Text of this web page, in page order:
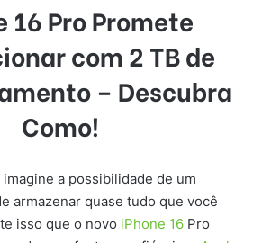
16 Pro Promete
com 2 TB de
– Descubra
Como!
a possibilidade de um
armazenar quase tudo que você
isso que o novo iPhone 16 Pro